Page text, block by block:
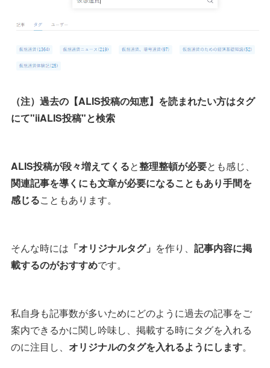
（注）過去の【ALIS投稿の知恵】を読まれたい方はタグ
にて"iiALIS投稿"と検索
ALIS投稿が段々増えてくると整理整頓が必要とも感じ、
関連記事を導くにも文章が必要になることもあり手間を
感じることもあります。
そんな時には 「オリジナルタグ」 を作り、 記事内容に掲
載するのがおすすめです。
私自身も記事数が多いためにどのように過去の記事をご
案内できるかに関し吟味し、掲載する時にタグを入れる
のに注目し、 オリジナルのタグを入れるようにします。